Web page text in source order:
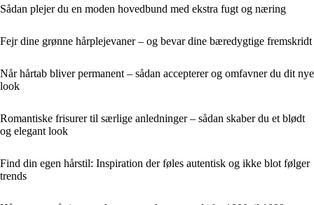
Sådan plejer du en moden hovedbund med ekstra fugt og næring
Fejr dine grønne hårplejevaner – og bevar dine bæredygtige fremskridt
Når hårtab bliver permanent – sådan accepterer og omfavner du dit nye
look
Romantiske frisurer til særlige anledninger – sådan skaber du et blødt
og elegant look
Find din egen hårstil: Inspiration der føles autentisk og ikke blot følger
trends